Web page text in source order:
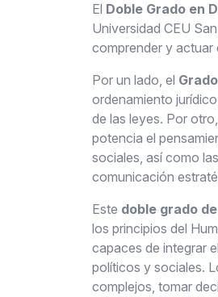
El Doble Grado en
Universidad CEU
comprender y actuar
Por un lado, el
ordenamiento
de las leyes. Por
potencia el
sociales, así como
comunicación
Este doble grado
los principios del
capaces de integrar
políticos y sociales.
complejos, tomar